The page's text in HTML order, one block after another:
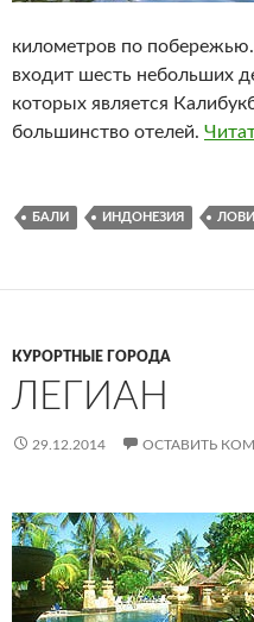
километров по
входит шесть небольших
которых является
большинство отелей.
БАЛИ ИНДОНЕЗИЯ
КУРОРТНЫЕ ГОРОДА
ЛЕГИАН
29.12.2014 ОСТАВИТЬ